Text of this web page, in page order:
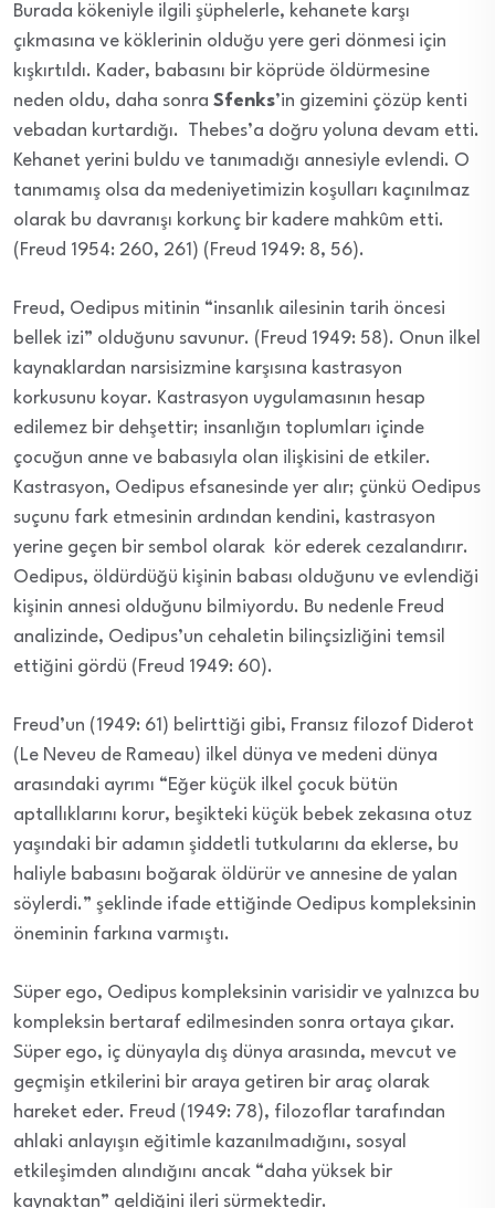
Burada kökeniyle ilgili şüphelerle, kehanete karşı
çıkmasına ve köklerinin olduğu yere geri dönmesi için
kışkırtıldı. Kader, babasını bir köprüde öldürmesine
neden oldu, daha sonra Sfenks’in gizemini çözüp kenti
vebadan kurtardığı. Thebes’a doğru yoluna devam etti.
Kehanet yerini buldu ve tanımadığı annesiyle evlendi. O
tanımamış olsa da medeniyetimizin koşulları kaçınılmaz
olarak bu davranışı korkunç bir kadere mahkûm etti.
(Freud 1954: 260, 261) (Freud 1949: 8, 56).
Freud, Oedipus mitinin “insanlık ailesinin tarih öncesi
bellek izi” olduğunu savunur. (Freud 1949: 58). Onun ilkel
kaynaklardan narsisizmine karşısına kastrasyon
korkusunu koyar. Kastrasyon uygulamasının hesap
edilemez bir dehşettir; insanlığın toplumları içinde
çocuğun anne ve babasıyla olan ilişkisini de etkiler.
Kastrasyon, Oedipus efsanesinde yer alır; çünkü Oedipus
suçunu fark etmesinin ardından kendini, kastrasyon
yerine geçen bir sembol olarak kör ederek cezalandırır.
Oedipus, öldürdüğü kişinin babası olduğunu ve evlendiği
kişinin annesi olduğunu bilmiyordu. Bu nedenle Freud
analizinde, Oedipus’un cehaletin bilinçsizliğini temsil
ettiğini gördü (Freud 1949: 60).
Freud’un (1949: 61) belirttiği gibi, Fransız filozof Diderot
(Le Neveu de Rameau) ilkel dünya ve medeni dünya
arasındaki ayrımı “Eğer küçük ilkel çocuk bütün
aptallıklarını korur, beşikteki küçük bebek zekasına otuz
yaşındaki bir adamın şiddetli tutkularını da eklerse, bu
haliyle babasını boğarak öldürür ve annesine de yalan
söylerdi.” şeklinde ifade ettiğinde Oedipus kompleksinin
öneminin farkına varmıştı.
Süper ego, Oedipus kompleksinin varisidir ve yalnızca bu
kompleksin bertaraf edilmesinden sonra ortaya çıkar.
Süper ego, iç dünyayla dış dünya arasında, mevcut ve
geçmişin etkilerini bir araya getiren bir araç olarak
hareket eder. Freud (1949: 78), filozoflar tarafından
ahlaki anlayışın eğitimle kazanılmadığını, sosyal
etkileşimden alındığını ancak “daha yüksek bir
kaynaktan” geldiğini ileri sürmektedir.